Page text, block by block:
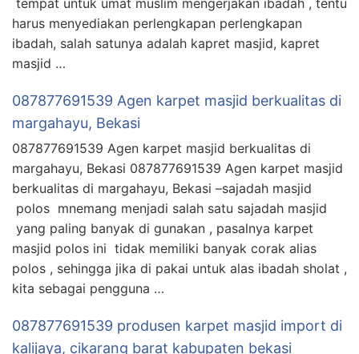
harus menyediakan perlengkapan perlengkapan
ibadah, salah satunya adalah kapret masjid, kapret
masjid …
087877691539 Agen karpet masjid berkualitas di
margahayu, Bekasi
087877691539 Agen karpet masjid berkualitas di
margahayu, Bekasi 087877691539 Agen karpet masjid
berkualitas di margahayu, Bekasi –sajadah masjid
polos mnemang menjadi salah satu sajadah masjid
yang paling banyak di gunakan , pasalnya karpet
masjid polos ini tidak memiliki banyak corak alias
polos , sehingga jika di pakai untuk alas ibadah sholat ,
kita sebagai pengguna …
087877691539 produsen karpet masjid import di
kalijaya, cikarang barat kabupaten bekasi